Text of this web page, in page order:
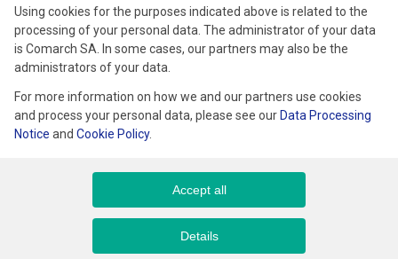
Using cookies for the purposes indicated above is related to the
processing of your personal data. The administrator of your data
is Comarch SA. In some cases, our partners may also be the
administrators of your data.
For more information on how we and our partners use cookies
and process your personal data, please see our Data Processing
Notice and Cookie Policy.
Accept all
Details
Comarch od 2021 roku. Na stanowisku Product Marketing
Manager w obszarze e-commerce odpowiada za tworzenie
i realizację strategii produktowo-marketingowej, łącząc potrzeby
rynku z realną wartością biznesową. Skupia się na edukowaniu
i wspieraniu Klientów oraz budowaniu świadomości marki opartej
na zaufaniu i eksperckiej wiedzy.